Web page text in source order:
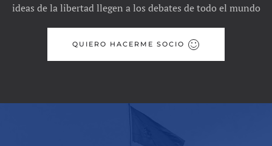
ideas de la libertad llegen a los debates de todo el mundo
QUIERO HACERME SOCIO